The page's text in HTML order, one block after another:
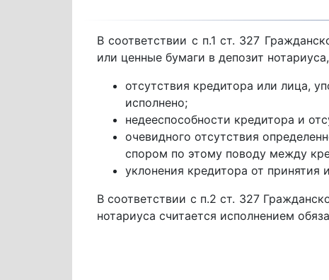
В соответствии с п.1 ст. 327
или ценные бумаги в депозит
отсутствия кредитора или лица,
исполнено;
недееспособности кредитора и
очевидного отсутствия
спором по этому поводу между
уклонения кредитора от принятия
В соответствии с п.2 ст. 327
нотариуса считается исполнением